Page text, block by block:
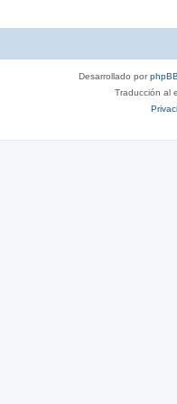
Desarrollado porphpBB
Traducción al